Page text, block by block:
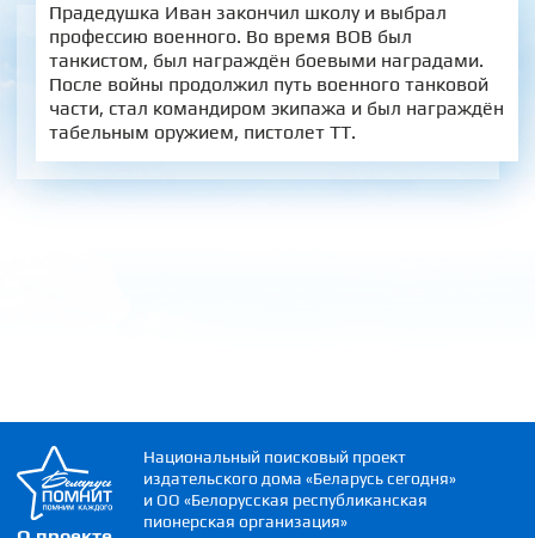
Прадедушка Иван закончил школу и выбрал
профессию военного. Во время ВОВ был
танкистом, был награждён боевыми наградами.
После войны продолжил путь военного танковой
части, стал командиром экипажа и был награждён
табельным оружием, пистолет ТТ.
Национальный поисковый проект
издательского дома «Беларусь сегодня»
и ОО «Белорусская республиканская
пионерская организация»